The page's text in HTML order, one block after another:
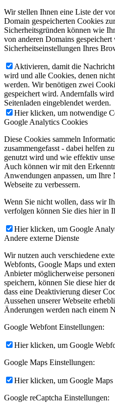
Wir stellen Ihnen eine Liste der
Domain gespeicherten Cookies
Sicherheitsgründen können wie
von anderen Domains
Sicherheitseinstellungen Ihres
Aktivieren, damit die
wird und alle Cookies, denen
werden. Wir benötigen zwei
gespeichert wird. Andernfalls
Seitenladen eingeblendet werden.
Hier klicken, um notwendige
Google Analytics Cookies
Diese Cookies sammeln
zusammengefasst - dabei helfen
genutzt wird und wie effektiv
Auch können wir mit den
Anwendungen anpassen, um Ihre
Webseite zu verbessern.
Wenn Sie nicht wollen, dass wir
verfolgen können Sie dies hier in
Hier klicken, um Google
Andere externe Dienste
Wir nutzen auch verschiedene
Webfonts, Google Maps und
Anbieter möglicherweise
speichern, können Sie diese hier
dass eine Deaktivierung dieser
Aussehen unserer Webseite
Änderungen werden nach einem
Google Webfont Einstellungen:
Hier klicken, um Google
Google Maps Einstellungen:
Hier klicken, um Google
Google reCaptcha Einstellungen: